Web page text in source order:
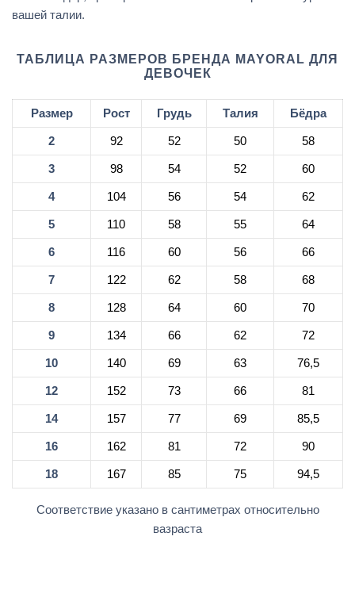
вашей талии.
ТАБЛИЦА РАЗМЕРОВ БРЕНДА MAYORAL ДЛЯ
ДЕВОЧЕК
Размер Рост Грудь Талия Бёдра
2 92 52 50 58
3 98 54 52 60
4 104 56 54 62
5 110 58 55 64
6 116 60 56 66
7 122 62 58 68
8 128 64 60 70
9 134 66 62 72
10 140 69 63 76,5
12 152 73 66 81
14 157 77 69 85,5
16 162 81 72 90
18 167 85 75 94,5
Соответствие указано в сантиметрах относительно
вазраста